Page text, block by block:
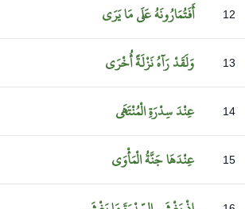
12 أَفَتُمَارُونَهُعَلَىمَايَرَى
13 وَلَقَدْرَآهُنَزْلَةًأُخْرَى
14 عِنْدَسِدْرَةِالْمُنْتَهَى
15 عِنْدَهَاجَنَّةُالْمَأْوَى